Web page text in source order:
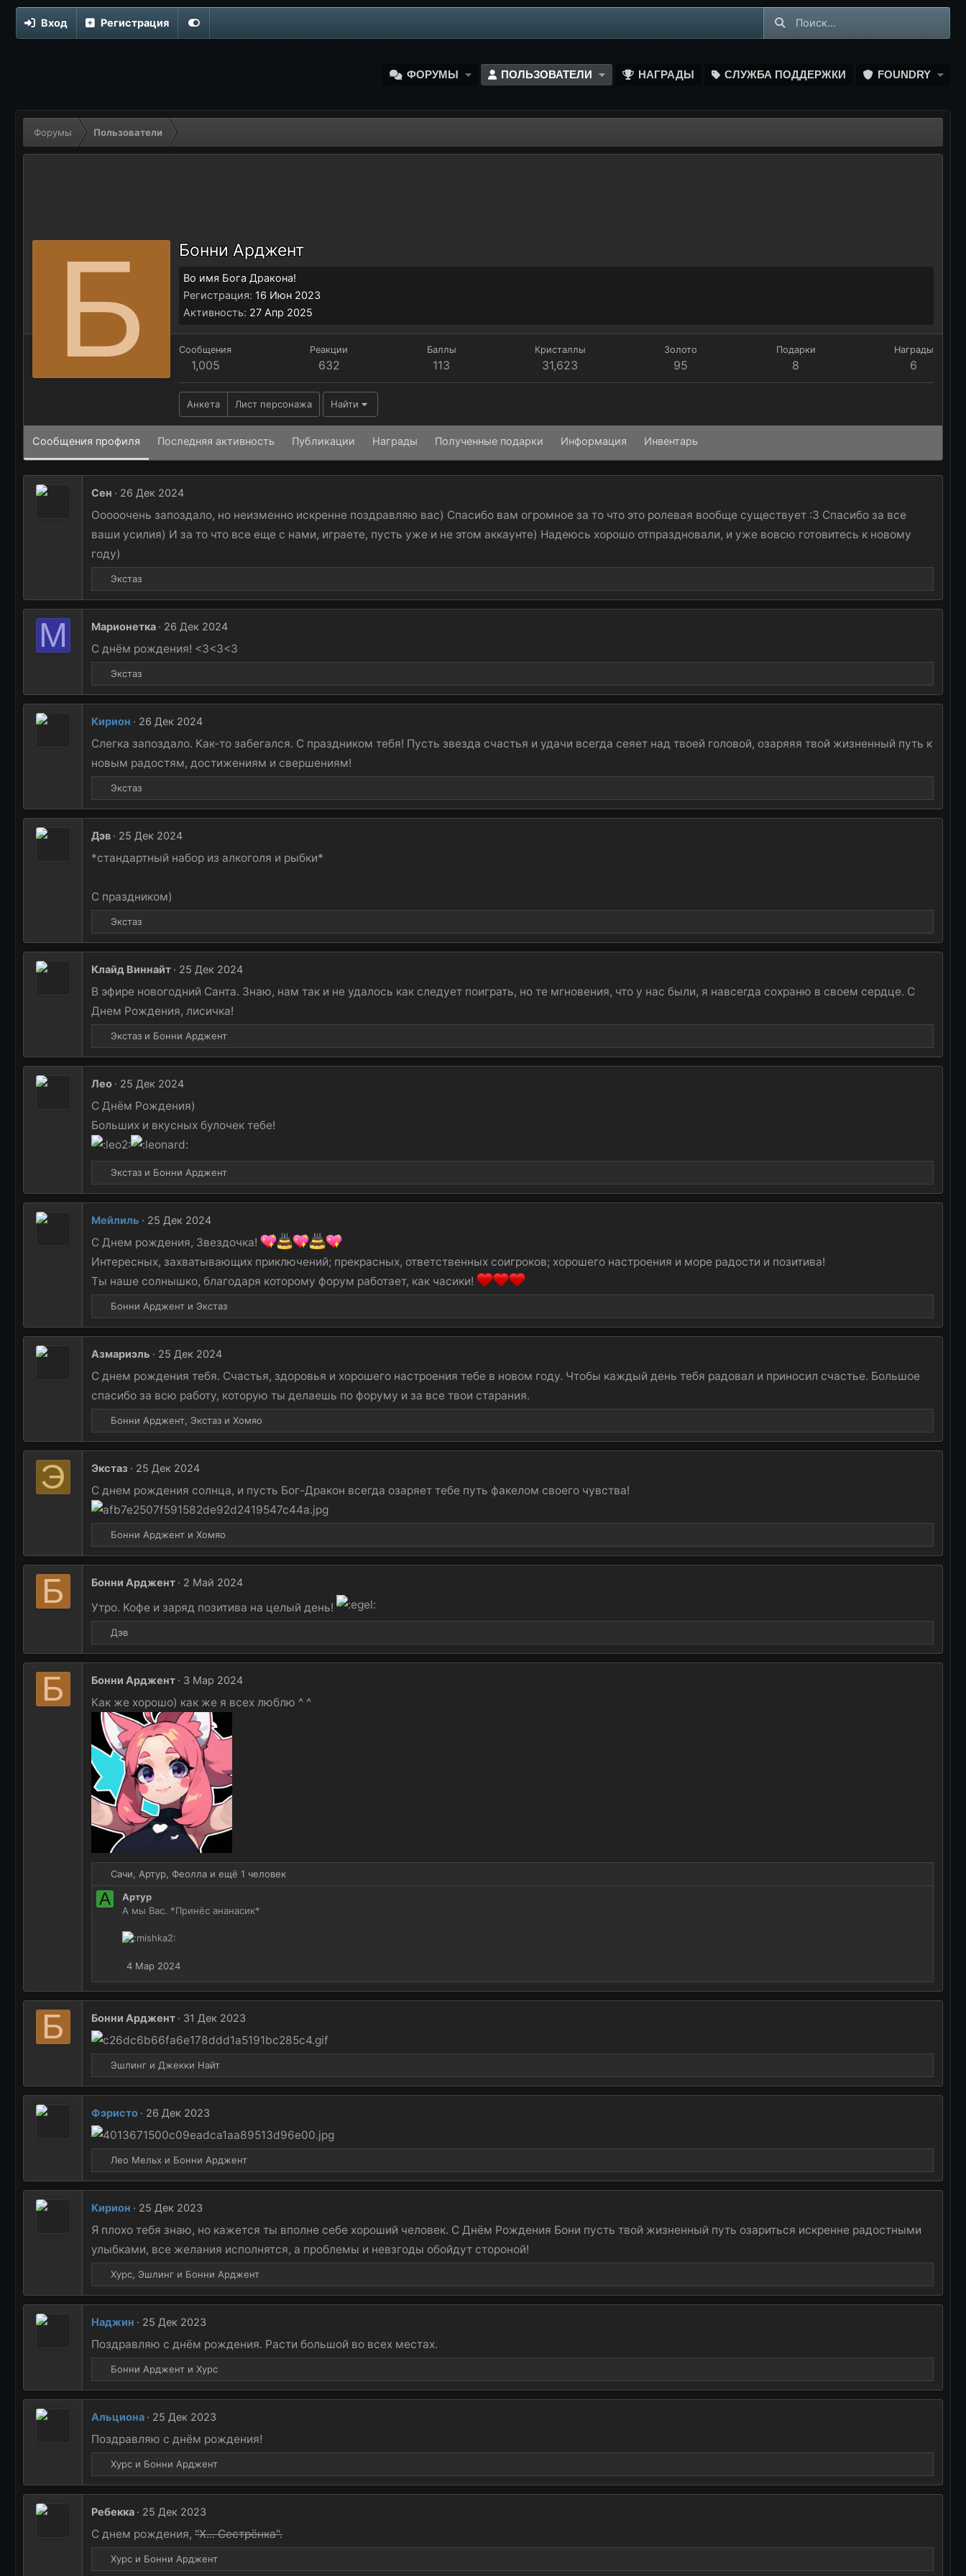
Вход Регистрация
ФОРУМЫ ПОЛЬЗОВАТЕЛИ НАГРАДЫ СЛУЖБА ПОДДЕРЖКИ FOUNDRY
Форумы Пользователи
Б Бонни Арджент
Во имя Бога Дракона!
Регистрация 16 Июн 2023
Активность 27 Апр 2025
Сообщения
1,005
Реакции
632
Баллы
113
Кристаллы
31,623
Золото
95
Подарки
8
Награды
6
Анкета Лист персонажа Найти
Сообщения профиля Последняя активность Публикации Награды Полученные подарки Информация Инвентарь
Сен 26 Дек 2024
Ооооочень запоздало, но неизменно искренне поздравляю вас) Спасибо вам огромное за то что это ролевая вообще существует :3 Спасибо за все
ваши усилия) И за то что все еще с нами, играете, пусть уже и не этом аккаунте) Надеюсь хорошо отпраздновали, и уже вовсю готовитесь к новому
году)
Р
е
ц
и
и
:
Экстаз
М Марионетка 26 Дек 2024
С днём рождения! <3<3<3
Р
е
ц
и
:
Экстаз
Кирион 26 Дек 2024
Слегка запоздало. Как-то забегался. С праздником тебя! Пусть звезда счастья и удачи всегда сеяет над твоей головой, озаряяя твой жизненный путь к
новым радостям, достижениям и свершениям!
Р
е
ц
и
Экстаз
Дэв 25 Дек 2024
*стандартный набор из алкоголя и рыбки*
С праздником)
Р
е
ц
и
:
Экстаз
Клайд Виннайт 25 Дек 2024
В эфире новогодний Санта. Знаю, нам так и не удалось как следует поиграть, но те мгновения, что у нас были, я навсегда сохраню в своем сердце. С
Днем Рождения, лисичка!
Р
е
ц
и
:
Экстаз и Бонни Арджент
Лео 25 Дек 2024
С Днём Рождения)
Больших и вкусных булочек тебе!
Р
е
ц
и
:
Экстаз и Бонни Арджент
Мейлиль 25 Дек 2024
С Днем рождения, Звездочка!
Интересных, захватывающих приключений; прекрасных, ответственных соигроков; хорошего настроения и море радости и позитива!
Ты наше солнышко, благодаря которому форум работает, как часики!
Р
е
ц
и
:
Бонни Арджент и Экстаз
Азмариэль 25 Дек 2024
С днем рождения тебя. Счастья, здоровья и хорошего настроения тебе в новом году. Чтобы каждый день тебя радовал и приносил счастье. Большое
спасибо за всю работу, которую ты делаешь по форуму и за все твои старания.
Р
е
ц
и
:
Бонни Арджент Экстаз и Хомяо
Э Экстаз 25 Дек 2024
С днем рождения солнца, и пусть Бог-Дракон всегда озаряет тебе путь факелом своего чувства!
Р
е
ц
:
Бонни Арджент и Хомяо
Б Бонни Арджент 2 Май 2024
Утро. Кофе и заряд позитива на целый день!
Р
е
ц
и
и
Дэв
Б Бонни Арджент 3 Мар 2024
Как же хорошо) как же я всех люблю ^ ^
Р
Сачи Артур Феолла и ещё 1 человек
А
Артур
А мы Вас. *Принёс ананасик*
4 Мар 2024
Б Бонни Арджент 31 Дек 2023
Р
е
ц
и
и
:
Эшлинг и Джекки Найт
Фэристо 26 Дек 2023
Р
е
ц
и
:
Лео Мельх и Бонни Арджент
Кирион 25 Дек 2023
Я плохо тебя знаю, но кажется ты вполне себе хороший человек. С Днём Рождения Бони пусть твой жизненный путь озариться искренне радостными
улыбками, все желания исполнятся, а проблемы и невзгоды обойдут стороной!
Р
е
ц
и
и
:
Хурс Эшлинг и Бонни Арджент
Наджин 25 Дек 2023
Поздравляю с днём рождения. Расти большой во всех местах.
Р
е
ц
и
и
:
Бонни Арджент и Хурс
Альциона 25 Дек 2023
Поздравляю с днём рождения!
Р
е
ц
и
и
:
Хурс и Бонни Арджент
Ребекка 25 Дек 2023
С днем рождения, "Х... Сестрёнка".
Р
е
Хурс и Бонни Арджент